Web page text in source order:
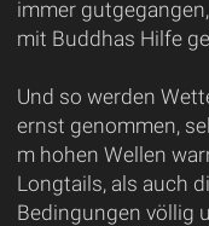
immer
mit Buddhas Hilfe
Und so werden
ernst genommen,
m hohen Wellen
Longtails, als auch
Bedingungen völlig